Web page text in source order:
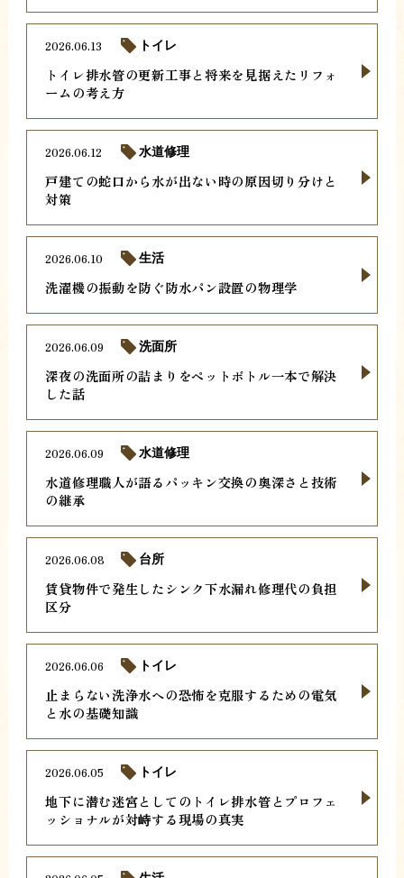
トイレ排水管の更新工事と将来を見据えたリフォ
ームの考え方
2026.06.13 トイレ
戸建ての蛇口から水が出ない時の原因切り分けと
対策
2026.06.12 水道修理
洗濯機の振動を防ぐ防水パン設置の物理学
2026.06.10 生活
深夜の洗面所の詰まりをペットボトル一本で解決
した話
2026.06.09 洗面所
水道修理職人が語るパッキン交換の奥深さと技術
の継承
2026.06.09 水道修理
賃貸物件で発生したシンク下水漏れ修理代の負担
区分
2026.06.08 台所
止まらない洗浄水への恐怖を克服するための電気
と水の基礎知識
2026.06.06 トイレ
地下に潜む迷宮としてのトイレ排水管とプロフェ
ッショナルが対峙する現場の真実
2026.06.05 トイレ